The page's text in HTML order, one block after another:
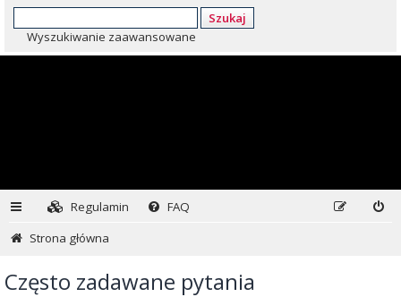
Szukaj
Wyszukiwanie zaawansowane
Regulamin
FAQ
Strona główna
Często zadawane pytania